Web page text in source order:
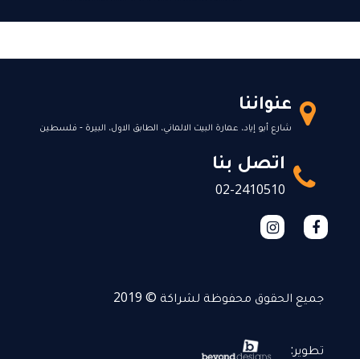
عنواننا
شارع أبو إياد، عمارة البيت الالماني، الطابق الاول، البيرة - فلسطين
اتصل بنا
02-2410510
جميع الحقوق محفوظة لشراكة © 2019
تطوير: